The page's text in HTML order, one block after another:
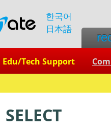
한국어
日本語
Edu/Tech Support
SELECT